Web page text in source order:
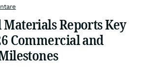
Materials Reports Key
Commercial and